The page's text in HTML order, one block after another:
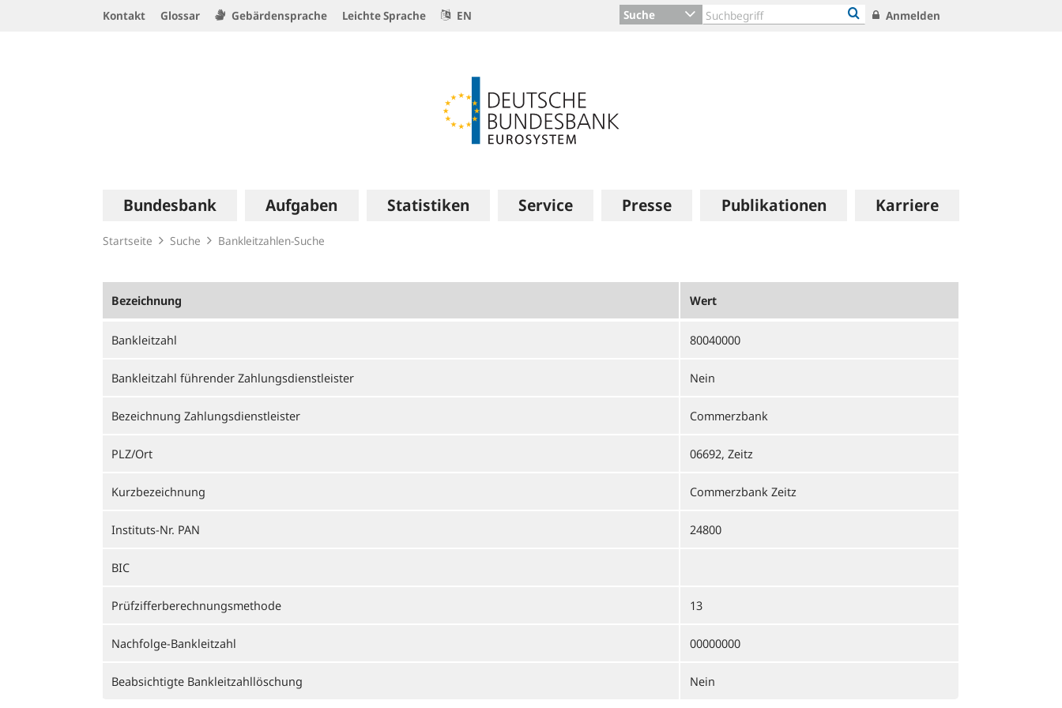
Kontakt Glossar Gebärdensprache Leichte Sprache EN Suche Anmelden
Hauptnavigation
Bundesbank Aufgaben Statistiken Service Presse Publikationen Karriere
Startseite Suche Bankleitzahlen-Suche
Bezeichnung Wert
Bankleitzahl 80040000
Bankleitzahl führender Zahlungsdienstleister Nein
Bezeichnung Zahlungsdienstleister Commerzbank
PLZ/Ort 06692, Zeitz
Kurzbezeichnung Commerzbank Zeitz
Instituts-Nr. PAN 24800
BIC
Prüfzifferberechnungsmethode 13
Nachfolge-Bankleitzahl 00000000
Beabsichtigte Bankleitzahllöschung Nein